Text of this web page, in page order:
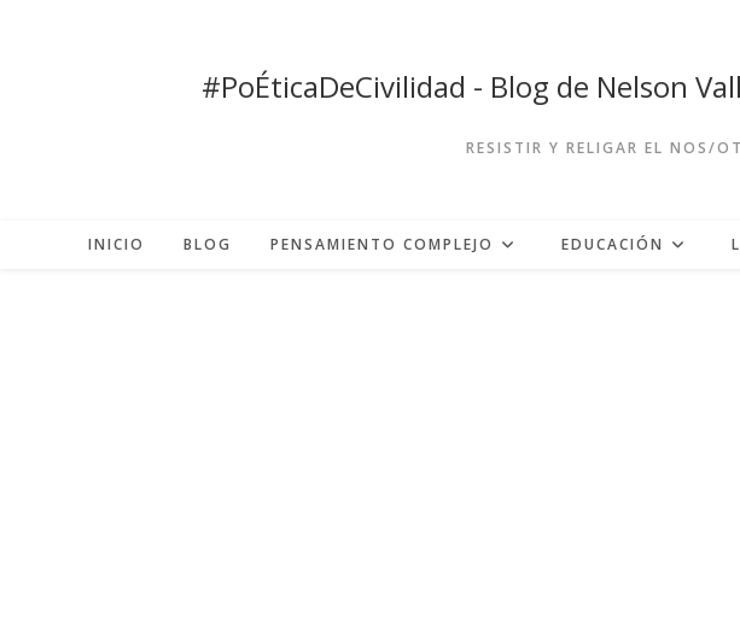
#PoÉticaDeCivilidad - Blog de Nelson
RESISTIR Y RELIGAR EL NOS/
INICIO BLOG PENSAMIENTO COMPLEJO EDUCACIÓN